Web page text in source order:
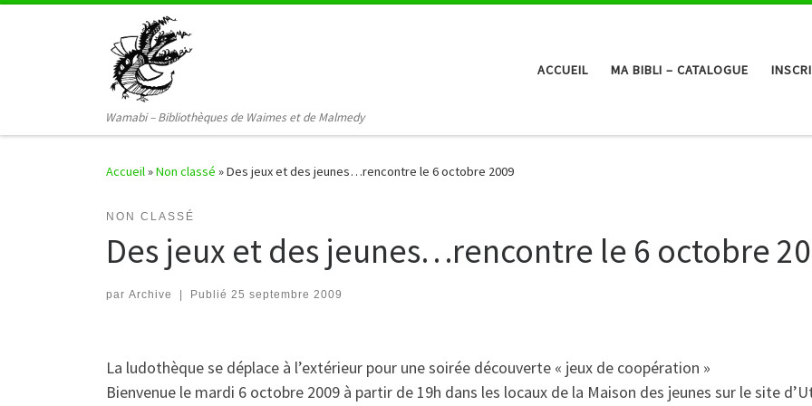
Wamabi – Bibliothèques de Waimes et de Malmedy
ACCUEIL MA BIBLI – CATALOGUE
Accueil»Non classé »Des jeux et des jeunes…rencontre le 6 octobre 2009
NON CLASSÉ
Des jeux et des jeunes…rencontre le 6 octobre
par Archive Publié 25 septembre 2009
La ludothèque se déplace à l’extérieur pour une soirée découverte « jeux de coopération »
Bienvenue le mardi 6 octobre 2009 à partir de 19h dans les locaux de la Maison des jeunes sur le site